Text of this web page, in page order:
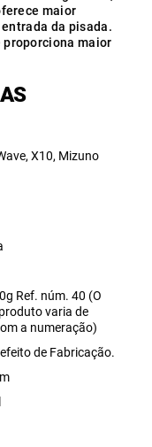
maior
da pisada.
proporciona maior
X10, Mizuno
Ref. núm. 40 (O
varia de
a numeração)
de Fabricação.